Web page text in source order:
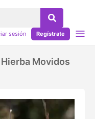
sesión Regístrate
Movidos